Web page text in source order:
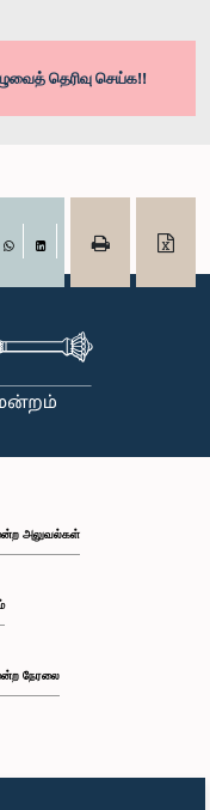
தெரிவு செய்க!!
அலுவல்கள்
நேரலை